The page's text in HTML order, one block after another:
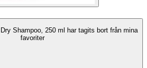
Shampoo, 250 ml har tagits bort från mina
favoriter